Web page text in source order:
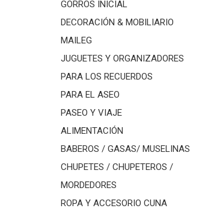
GORROS INICIAL
DECORACIÓN & MOBILIARIO
MAILEG
JUGUETES Y ORGANIZADORES
PARA LOS RECUERDOS
PARA EL ASEO
PASEO Y VIAJE
ALIMENTACIÓN
BABEROS / GASAS/ MUSELINAS
CHUPETES / CHUPETEROS /
MORDEDORES
ROPA Y ACCESORIO CUNA